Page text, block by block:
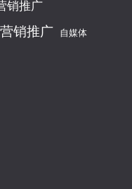
销推广
销推广 自媒体